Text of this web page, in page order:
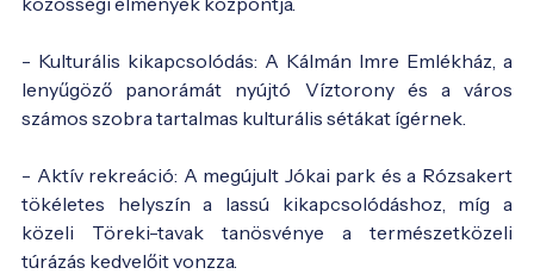
- Kulturális kikapcsolódás: A Kálmán Imre Emlékház, a
lenyűgöző panorámát nyújtó Víztorony és a város
számos szobra tartalmas kulturális sétákat ígérnek.
- Aktív rekreáció: A megújult Jókai park és a Rózsakert
tökéletes helyszín a lassú kikapcsolódáshoz, míg a
közeli Töreki-tavak tanösvénye a természetközeli
túrázás kedvelőit vonzza.